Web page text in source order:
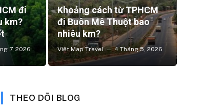
đi
km?
7, 2026
Khoảng cách từ TPHCM
đi Buôn Mê Thuột bao
nhiêu km?
Việt Map Travel 4 Tháng 5, 2026
THEO DÕI BLOG